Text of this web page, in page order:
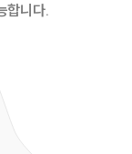
합니다.